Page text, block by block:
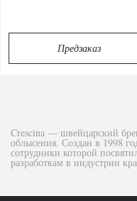
Предзаказ
Crescina ― швейцарский
облысения. Создан в 1998
сотрудники которой
разработкам в индустрии